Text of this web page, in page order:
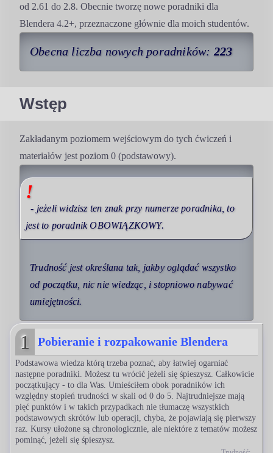
od 2.61 do 2.8. Obecnie tworzę nowe poradniki dla
Blendera 4.2+, przeznaczone głównie dla moich studentów.
Obecna liczba nowych poradników: 223
Wstęp
Zakładanym poziomem wejściowym do tych ćwiczeń i
materiałów jest poziom 0 (podstawowy).
!
- jeżeli widzisz ten znak przy numerze poradnika, to
jest to poradnik OBOWIĄZKOWY.
Trudność jest określana tak, jakby oglądać wszystko
od początku, nic nie wiedząc, i stopniowo nabywać
umiejętności.
1 Pobieranie i rozpakowanie Blendera
Podstawowa wiedza którą trzeba poznać, aby łatwiej ogarniać
następne poradniki. Możesz tu wrócić jeżeli się śpieszysz. Całkowicie
początkujący - to dla Was. Umieściłem obok poradników ich
względny stopień trudności w skali od 0 do 5. Najtrudniejsze mają
pięć punktów i w takich przypadkach nie tłumaczę wszystkich
podstawowych skrótów lub operacji, chyba, że pojawiają się pierwszy
raz. Kursy ułożone są chronologicznie, ale niektóre z tematów możesz
pominąć, jeżeli się śpieszysz.